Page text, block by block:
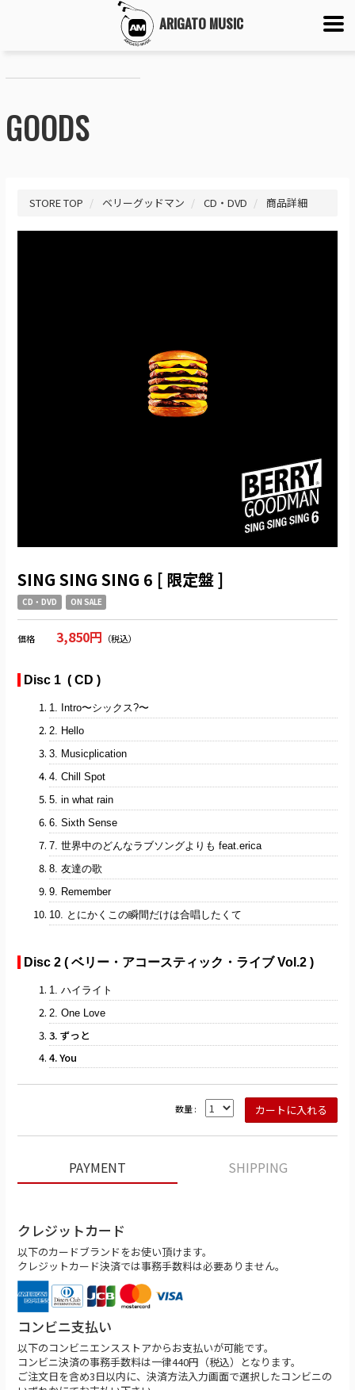
ARIGATO MUSIC
GOODS
STORE TOP ベリーグッドマン CD・DVD 商品詳細
SING SING SING 6 [ 限定盤 ]
CD・DVD ON SALE
価格 3,850円 （税込）
Disc 1 ( CD )
1. Intro〜シックス?〜
2. Hello
3. Musicplication
4. Chill Spot
5. in what rain
6. Sixth Sense
7. 世界中のどんなラブソングよりも feat.erica
8. 友達の歌
9. Remember
10. とにかくこの瞬間だけは合唱したくて
Disc 2 ( ベリー・アコースティック・ライブ Vol.2 )
1. ハイライト
2. One Love
3. ずっと
4. You
数量 :
PAYMENT SHIPPING
クレジットカード
以下のカードブランドをお使い頂けます。
クレジットカード決済では事務手数料は必要ありません。
コンビニ支払い
以下のコンビニエンスストアからお支払いが可能です。
コンビニ決済の事務手数料は一律440円（税込）となります。
ご注文日を含め3日以内に、決済方法入力画面で選択したコンビニの